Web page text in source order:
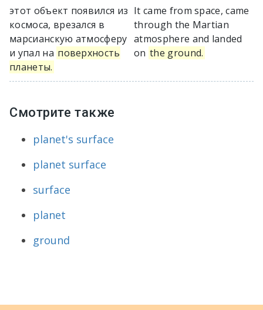
этот объект появился из
космоса, врезался в
марсианскую атмосферу
и упал на поверхность
планеты.
It came from space, came
through the Martian
atmosphere and landed
on the ground.
Смотрите также
planet's surface
planet surface
surface
planet
ground